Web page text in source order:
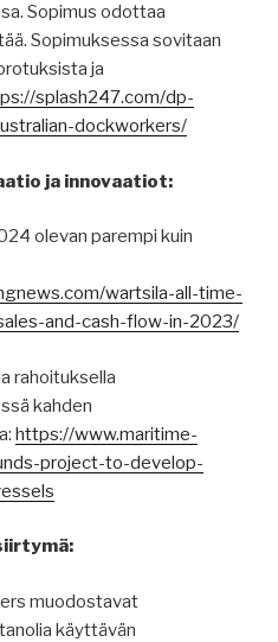
Sopimus odottaa
Sopimuksessa sovitaan
ja
splash247.com/dp-
dockworkers/
ja innovaatiot:
olevan parempi kuin
wartsila-all-time-
and-cash-flow-in-2023/
rahoituksella
kahden
https://www.maritime-
project-to-develop-
muodostavat
käyttävän